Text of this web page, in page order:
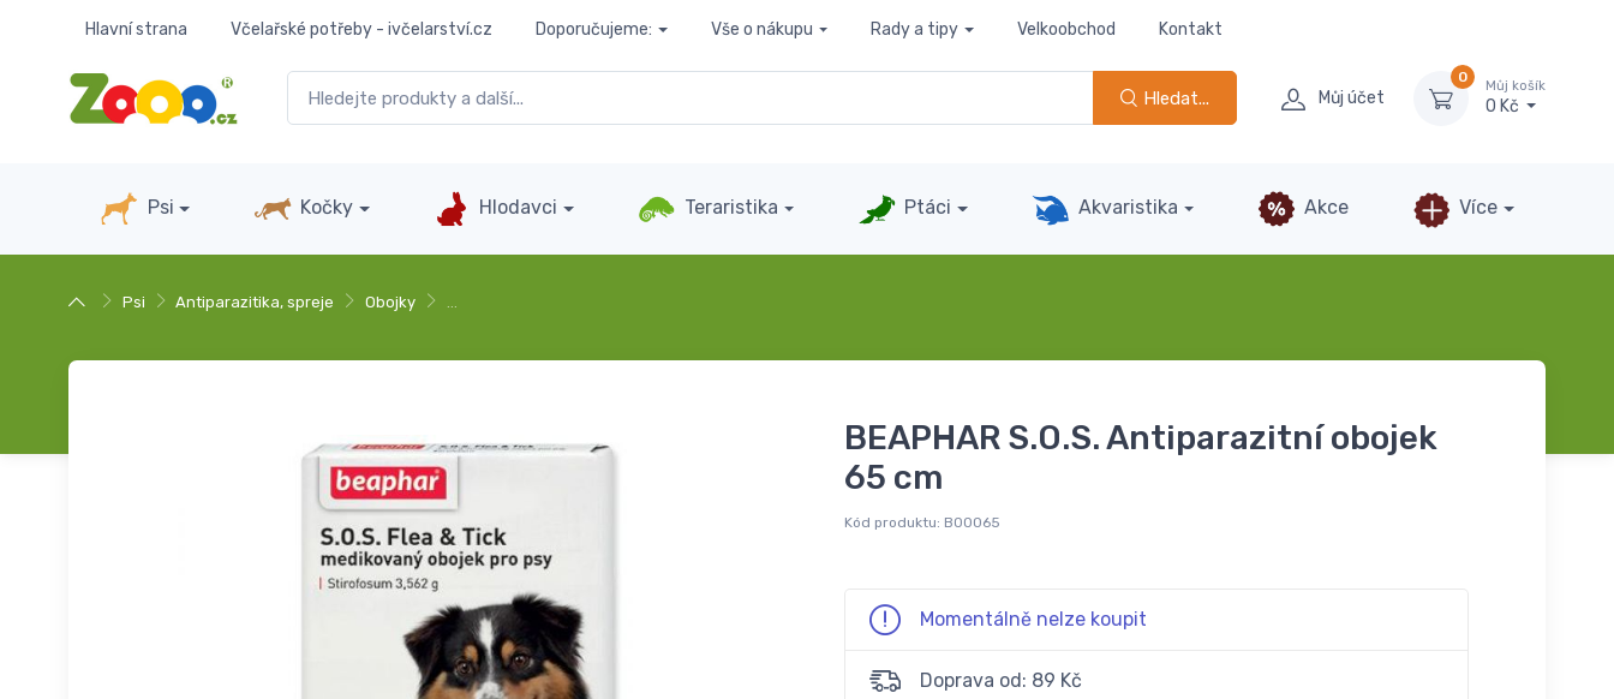
Hlavní strana Včelařské potřeby - ivčelarství.cz Doporučujeme: Vše o nákupu Rady a tipy Velkoobchod Kontakt
Hledat... Můj účet
0
Můj košík
0 Kč
Psi Kočky Hlodavci Teraristika Ptáci Akvaristika Akce Více
Psi Antiparazitika, spreje Obojky …
BEAPHAR S.O.S. Antiparazitní obojek
65 cm
Kód produktu: B00065
Momentálně nelze koupit
Doprava od: 89 Kč